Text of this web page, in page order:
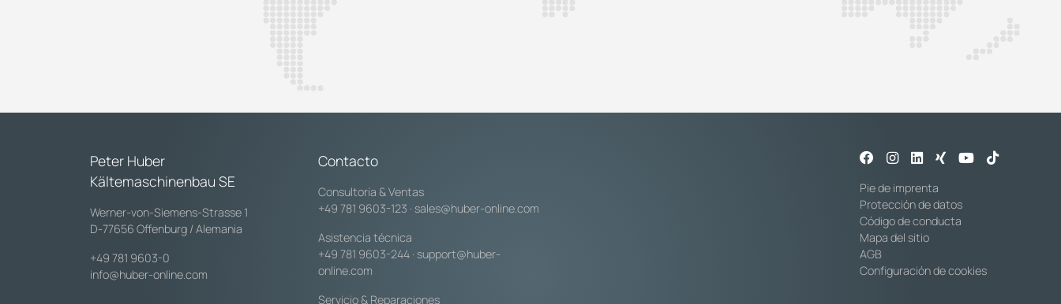
Peter Huber
Kältemaschinenbau SE
Werner-von-Siemens-Strasse 1
D-77656 Offenburg / Alemania
+49 781 9603-0
info@huber-online.com
Contacto
Consultoría & Ventas
+49 781 9603-123 · sales@huber-online.com
Asistencia técnica
+49 781 9603-244 · support@huber-
online.com
Servicio & Reparaciones
Pie de imprenta
Protección de datos
Código de conducta
Mapa del sitio
AGB
Configuración de cookies